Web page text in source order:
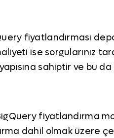
fiyatlandırması
ise sorgularınız
sahiptir ve bu
fiyatlandırma
dahil olmak üzere